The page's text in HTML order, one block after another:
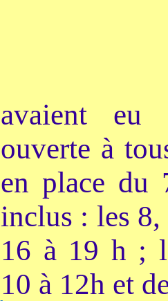
avaient eu
ouverte à
en place du
inclus : les 8,
16 à 19 h ;
10 à 12h et